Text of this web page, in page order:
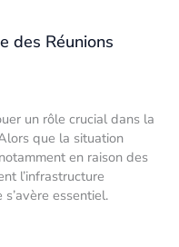
des Réunions
un rôle crucial dans la
que la situation
en raison des
l’infrastructure
essentiel.